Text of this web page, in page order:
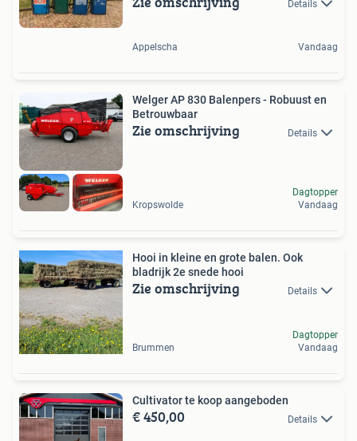
Details
Appelscha Vandaag
Welger AP 830 Balenpers - Robuust en
Betrouwbaar
Zie omschrijving Details
Kropswolde
Dagtopper
Vandaag
Hooi in kleine en grote balen. Ook
bladrijk 2e snede hooi
Zie omschrijving Details
Brummen
Dagtopper
Vandaag
Cultivator te koop aangeboden
€ 450,00 Details